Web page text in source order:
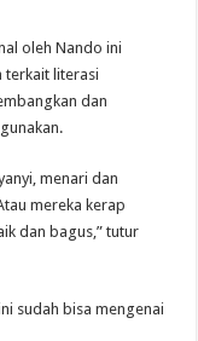
oleh Nando ini
terkait literasi
dan
menari dan
mereka kerap
dan bagus,” tutur
sudah bisa mengenai